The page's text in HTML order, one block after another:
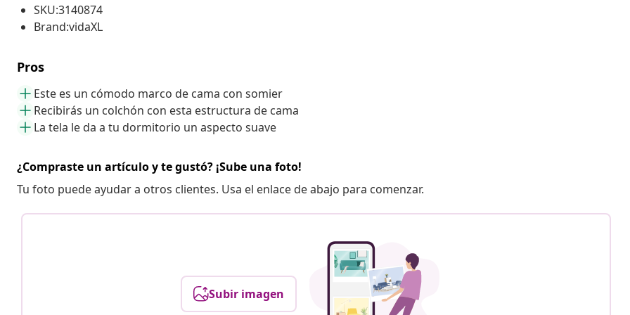
SKU:3140874
Brand:vidaXL
Pros
Este es un cómodo marco de cama con somier
Recibirás un colchón con esta estructura de cama
La tela le da a tu dormitorio un aspecto suave
¿Compraste un artículo y te gustó? ¡Sube una foto!
Tu foto puede ayudar a otros clientes. Usa el enlace de abajo para comenzar.
Subir imagen